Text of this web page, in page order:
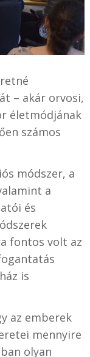
– akár orvosi,
életmódjának
számos
módszer, a
a
és
fontos volt az
is
az emberek
mennyire
olyan